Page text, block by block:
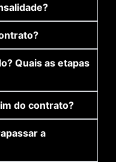
Quais as etapas
do contrato?
a